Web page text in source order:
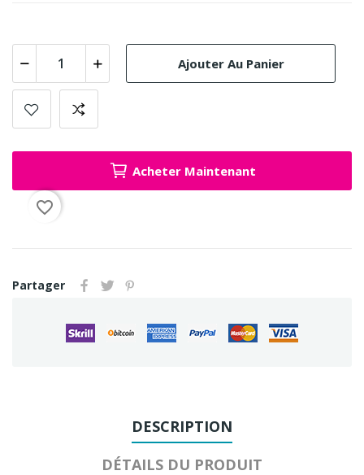
Ajouter Au Panier
Acheter Maintenant
favorite_border
Partager
DESCRIPTION
DÉTAILS DU PRODUIT